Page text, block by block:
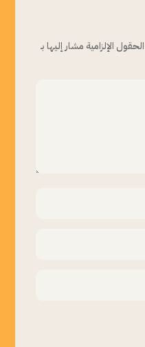
الحقول الإلزامية مشار إليها بـ